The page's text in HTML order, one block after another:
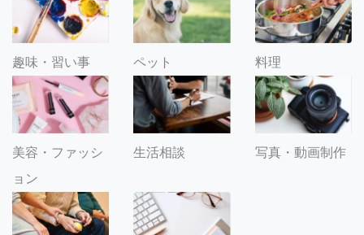
趣味・習い事 ペット 料理
美容・ファッシ
ョン
生活相談 写真・動画制作